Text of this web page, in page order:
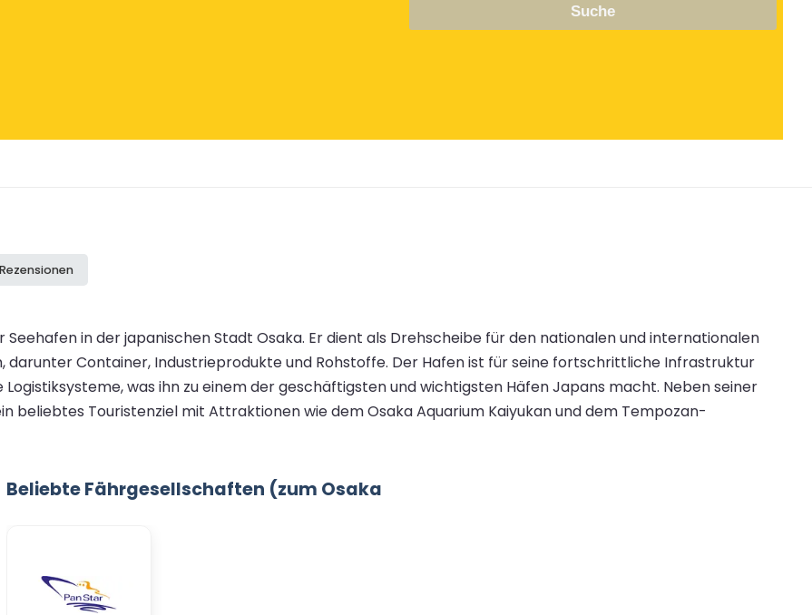
Suche
in der japanischen Stadt Osaka. Er dient als Drehscheibe für den nationalen und internationalen
darunter Container, Industrieprodukte und Rohstoffe. Der Hafen ist für seine fortschrittliche Infrastruktur
was ihn zu einem der geschäftigsten und wichtigsten Häfen Japans macht. Neben seiner
beliebtes Touristenziel mit Attraktionen wie dem Osaka Aquarium Kaiyukan und dem Tempozan-
Beliebte Fährgesellschaften (zum Osaka